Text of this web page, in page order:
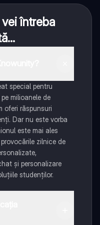
întreba
special pentru
milioanele de
oferi răspunsuri
Dar nu este vorba
este mai ales
zilnice de
și personalizare
studenților.